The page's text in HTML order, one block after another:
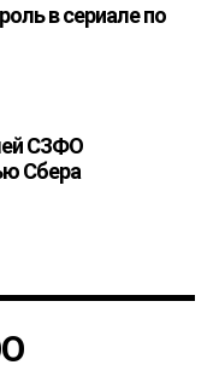
в сериале по
СЗФО
Сбера